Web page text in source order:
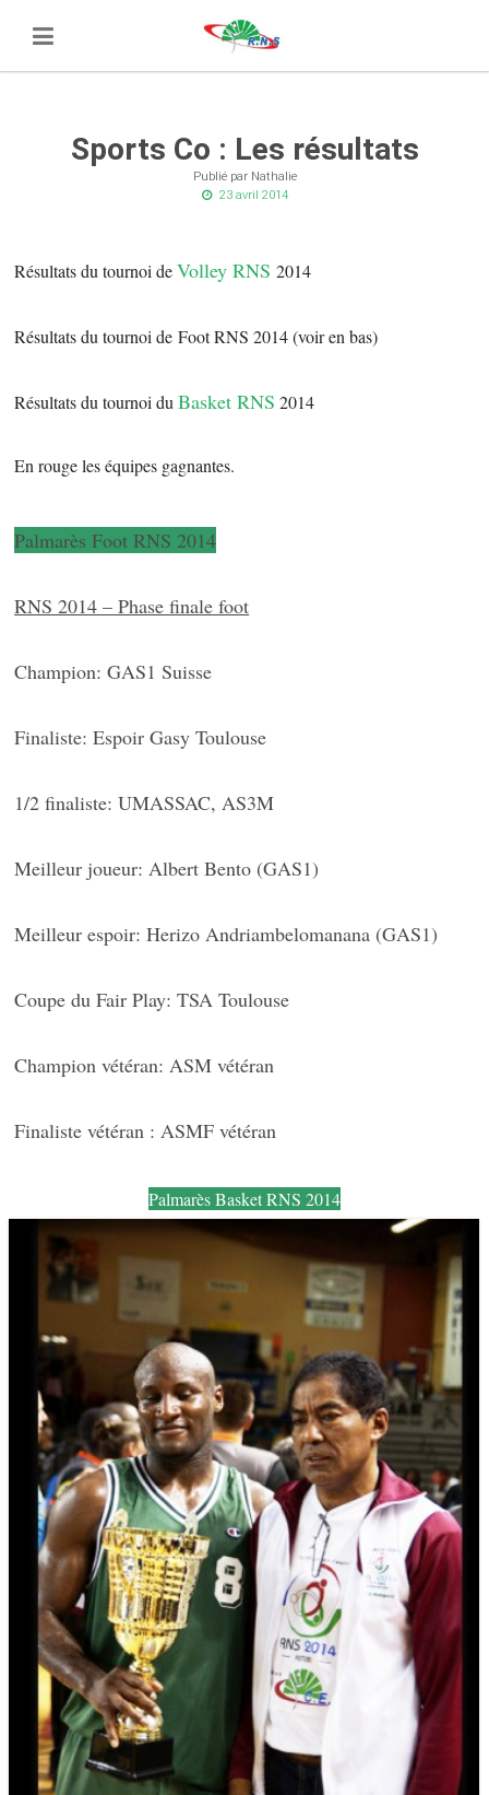
Sports Co : Les résultats
Publié par Nathalie
23 avril 2014
Résultats du tournoi deVolley RNS2014
Résultats du tournoi de Foot RNS 2014 (voir en bas)
Résultats du tournoi duBasket RNS 2014
En rouge les équipes gagnantes.
Palmarès Foot RNS 2014
RNS 2014 – Phase finale foot
Champion: GAS1 Suisse
Finaliste: Espoir Gasy Toulouse
1/2 finaliste: UMASSAC, AS3M
Meilleur joueur: Albert Bento (GAS1)
Meilleur espoir: Herizo Andriambelomanana (GAS1)
Coupe du Fair Play: TSA Toulouse
Champion vétéran: ASM vétéran
Finaliste vétéran : ASMF vétéran
Palmarès Basket RNS 2014